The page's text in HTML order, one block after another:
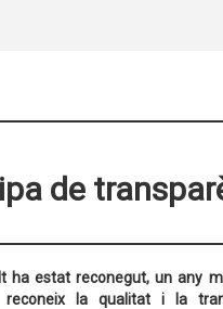
de
ha estat reconegut, un any
reconeix la qualitat i la